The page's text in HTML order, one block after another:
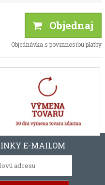
Objednaj
Objednávka s povinnosťou platby
E-MAILOM